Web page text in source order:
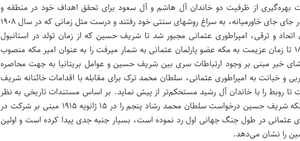
بهره‌­گیری از ظرفیت دو خاندان آل هاشم و آل سعود برای تحقق اهداف خود در منطقه و
گسترده‌­تر نمودن دایره نفوذ در جای جای خاورمیانه، به سراغ روش­های سنتی خود رفتند و درست مثل زمانی که در سال ۱۹۰۸
و ترقی، امپراطوری عثمانی مجبور شد تا شریف حسین که از زمان تولد در استانبول
زندگی کرده بود و از سال ۱۸۹۲ تا زمان عزیمت به مکه عضو پارلمان عثمانی به شمار می­رفت را به عنوان امیر مکه منصوب
خبر مبنی بر وجود ارتباطات سری بین شریف حسین و عوامل بریتانیا به جهت محاصره
و خیانت به امپراطوری عثمانی، سلطان محمد ترک برای مقابله با اقدامات خائنانه شریف
تا روبط را با خاندان آل رشید مستحکم‌­تر از پیش نماید. بر اساس مستندات تاریخی به نظر
می­رسد این اقدامات پس از آنکه شریف حسین درخواست سلطان محمد رشاد پنجم را در ۱۵ ژانویه ۱۹۱۵ مبنی بر شرکت در
عثمانی در طول جنگ جهانی اول رد نموده است، بسیار جنبه جدی پیدا کرده است و اولین
را نشان می‌­دهد.